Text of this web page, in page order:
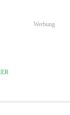
Werbung